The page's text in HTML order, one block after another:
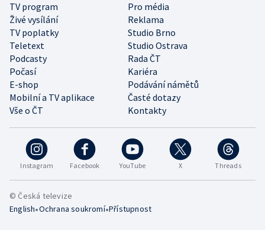
Instagram Facebook YouTube X Threads
TV program
Pro média
Živé vysílání
Reklama
TV poplatky
Studio Brno
Teletext
Studio Ostrava
Podcasty
Rada ČT
Počasí
Kariéra
E-shop
Podávání námětů
Mobilní a TV aplikace
Časté dotazy
Vše o ČT
Kontakty
© Česká televize
English•Ochrana soukromí•Přístupnost